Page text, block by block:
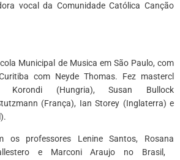
vocal da Comunidade Católica Canção
Municipal de Musica em São Paulo, com
com Neyde Thomas. Fez mastercl
Korondi (Hungria), Susan Bullock
nn (França), IanStorey (Inglaterra) e
os professores Lenine Santos, Rosana
e MarconiAraujo no Brasil,